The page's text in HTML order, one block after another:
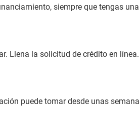
siempre que tengas
Llena la solicitud de crédito en
puede tomar desde unas